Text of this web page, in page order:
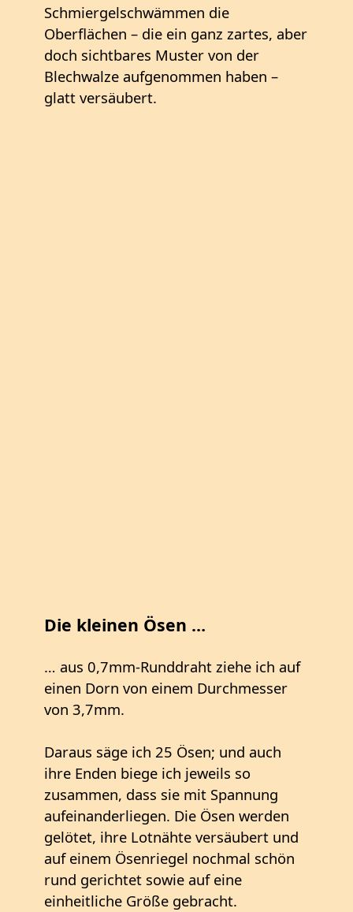
Schmiergelschwämmen die
Oberflächen – die ein ganz zartes, aber
doch sichtbares Muster von der
Blechwalze aufgenommen haben –
glatt versäubert.
Die kleinen Ösen …
… aus 0,7mm-Runddraht ziehe ich auf
einen Dorn von einem Durchmesser
von 3,7mm.
Daraus säge ich 25 Ösen; und auch
ihre Enden biege ich jeweils so
zusammen, dass sie mit Spannung
aufeinanderliegen. Die Ösen werden
gelötet, ihre Lotnähte versäubert und
auf einem Ösenriegel nochmal schön
rund gerichtet sowie auf eine
einheitliche Größe gebracht.